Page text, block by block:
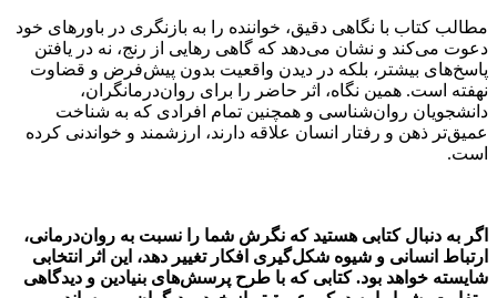
مطالب کتاب با نگاهی دقیق، خواننده را به بازنگری در باورهای خود
دعوت می‌کند و نشان می‌دهد که گاهی رهایی از رنج، نه در یافتن
پاسخ‌های بیشتر، بلکه در دیدن واقعیت بدون پیش‌فرض و قضاوت
نهفته است. همین نگاه، اثر حاضر را برای روان‌درمانگران،
دانشجویان روان‌شناسی و همچنین تمام افرادی که به شناخت
عمیق‌تر ذهن و رفتار انسان علاقه دارند، ارزشمند و خواندنی کرده
است.
اگر به دنبال کتابی هستید که نگرش شما را نسبت به روان‌درمانی،
ارتباط انسانی و شیوه شکل‌گیری افکار تغییر دهد، این اثر انتخابی
شایسته خواهد بود. کتابی که با طرح پرسش‌های بنیادین و دیدگاهی